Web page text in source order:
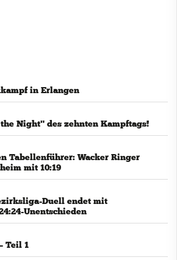
in Erlangen
Night" des zehnten Kampftags!
Tabellenführer: Wacker Ringer
mit 10:19
Duell endet mit
Unentschieden
Teil 1